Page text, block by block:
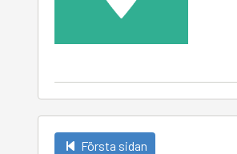
Första sidan